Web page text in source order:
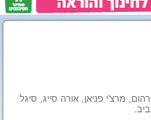
מרצ'י פניאן, אורה סייג, סיגל